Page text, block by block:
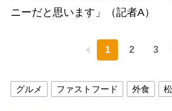
ニーだと思います」（記者A）
1 2 3
グルメ ファストフード 外食